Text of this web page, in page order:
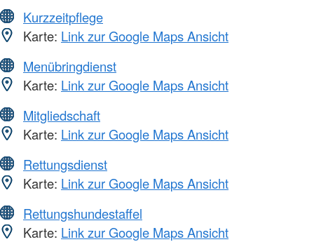
Kurzzeitpflege
Karte: Link zur Google Maps Ansicht
Menübringdienst
Karte: Link zur Google Maps Ansicht
Mitgliedschaft
Karte: Link zur Google Maps Ansicht
Rettungsdienst
Karte: Link zur Google Maps Ansicht
Rettungshundestaffel
Karte: Link zur Google Maps Ansicht